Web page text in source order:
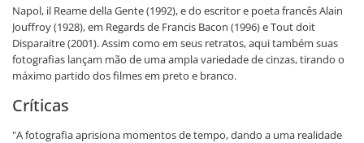
Napol, il Reame della Gente (1992), e do escritor e poeta francês Alain
Jouffroy (1928), em Regards de Francis Bacon (1996) e Tout doit
Disparaitre (2001). Assim como em seus retratos, aqui também suas
fotografias lançam mão de uma ampla variedade de cinzas, tirando o
máximo partido dos filmes em preto e branco.
Críticas
"A fotografia aprisiona momentos de tempo, dando a uma realidade